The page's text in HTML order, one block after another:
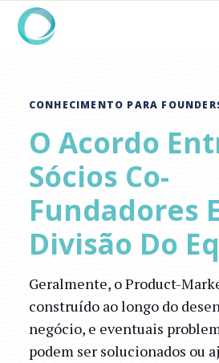
CONHECIMENTO PARA
O Acordo
Sócios Co-
Fundadores
Divisão Do
Geralmente, o Product-
construído ao longo do
negócio, e eventuais
podem ser solucionados ou